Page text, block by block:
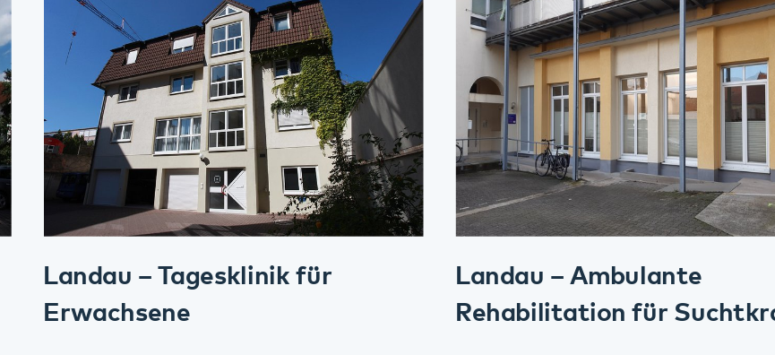
Landau – Tagesklinik für
Erwachsene
Anfahrt Mehr
Landau – Ambulante
Rehabilitation für Suchtkranke
Kontakt Anfahrt Mehr